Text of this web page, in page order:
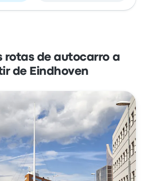
rotas de autocarro a
de Eindhoven